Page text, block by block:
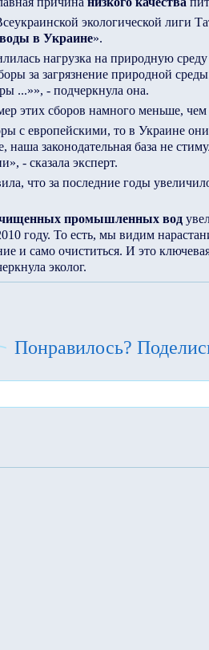
экологической лиги
в Украине».
нагрузка на природную
за загрязнение природной
...»», - подчеркнула она.
этих сборов намного меньше,
с европейскими, то в Украине
наша законодательная база не
- сказала эксперт.
что за последние годы
промышленных вод
году. То есть, мы видим
и само очиститься. И это
эколог.
Понравилось?